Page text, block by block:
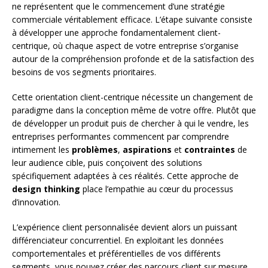
ne représentent que le commencement d’une stratégie
commerciale véritablement efficace. L’étape suivante consiste
à développer une approche fondamentalement client-
centrique, où chaque aspect de votre entreprise s’organise
autour de la compréhension profonde et de la satisfaction des
besoins de vos segments prioritaires.
Cette orientation client-centrique nécessite un changement de
paradigme dans la conception même de votre offre. Plutôt que
de développer un produit puis de chercher à qui le vendre, les
entreprises performantes commencent par comprendre
intimement les problèmes, aspirations et contraintes de
leur audience cible, puis conçoivent des solutions
spécifiquement adaptées à ces réalités. Cette approche de
design thinking place l’empathie au cœur du processus
d’innovation.
L’expérience client personnalisée devient alors un puissant
différenciateur concurrentiel. En exploitant les données
comportementales et préférentielles de vos différents